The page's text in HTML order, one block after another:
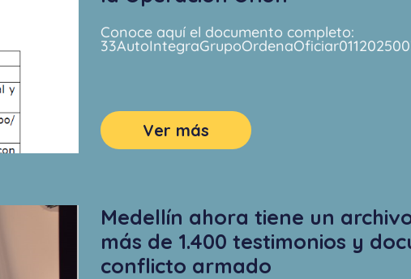
Conoce aquí el documento completo:
Ver más
Medellín ahora tiene un
más de 1.400 testimonios y
conflicto armado